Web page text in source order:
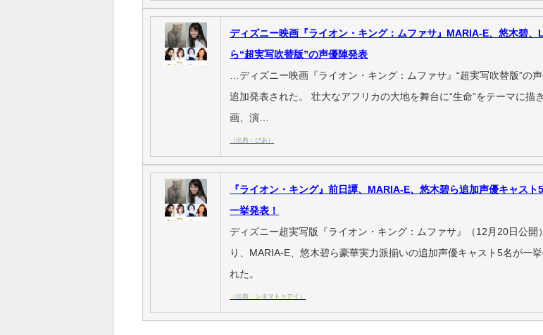
ディズニー映画『ライオン・キング：ムファサ』MARIA-E、悠木碧、
ら“超実写吹替版”の声優陣発表
…ディズニー映画『ライオン・キング：ムファサ』“超実写吹替版”の
追加発表された。 壮大なアフリカの大地を舞台に“生命”をテーマに描
画、演…
（出典：ぴあ）
『ライオン・キング』前日譚、MARIA-E、悠木碧ら追加声優キャスト
一挙発表！
ディズニー超実写版『ライオン・キング：ムファサ』（12月20日公開
り、MARIA-E、悠木碧ら豪華実力派揃いの追加声優キャスト5名が一挙
れた。
（出典：シネマトゥデイ）